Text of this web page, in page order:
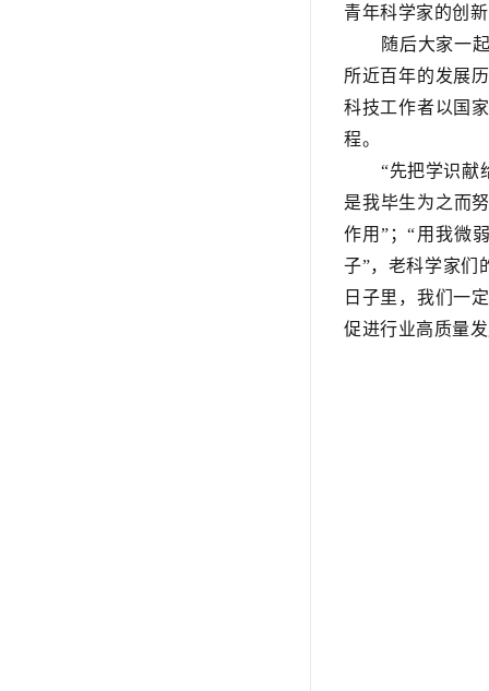
青年科学家的创
随后大家一
所近百年的发展
科技工作者以国
程。
“先把学识献
是我毕生为之而
作用” ；“用我微
子”， 老科学家们
日子里，我们一
促进行业高质量